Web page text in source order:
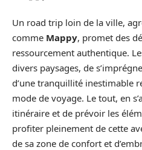
Un road trip loin de la ville,
comme Mappy, promet des
ressourcement authentique.
divers paysages, de
d’une tranquillité inestimable
mode de voyage. Le tout, en
itinéraire et de prévoir les
profiter pleinement de cette
de sa zone de confort et